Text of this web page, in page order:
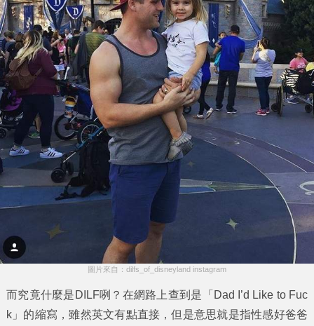
圖片來自：dilfs_of_disneyland instagram
而究竟什麼是DILF咧？在網路上查到是「Dad I’d Like to Fuc
k」的縮寫，雖然英文有點直接，但是意思就是指性感好爸爸